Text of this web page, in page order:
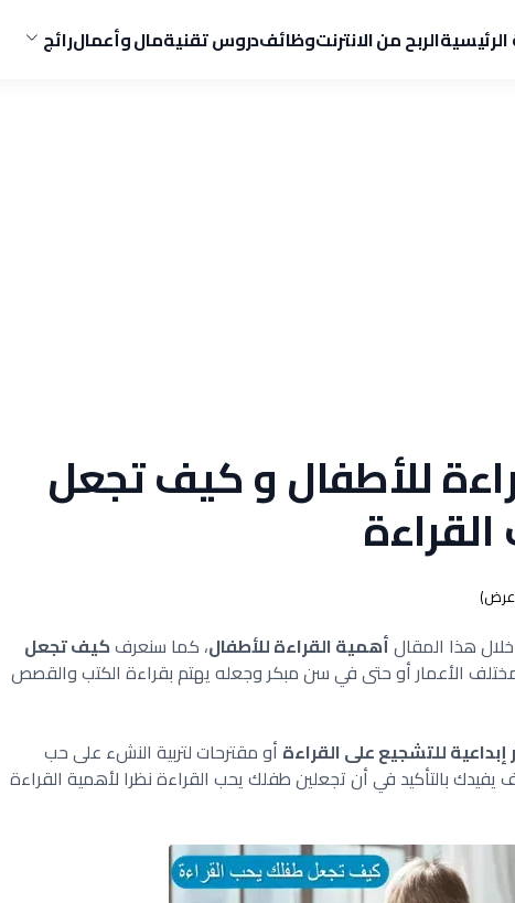
الربح من الانترنتوظائفدروس تقنيةمال وأعمالرائج
للأطفال و كيف تجعل
هذا المقالأهمية القراءة للأطفال، كما سنعرفكيف تجعل
الأعمار أو حتى في سن مبكر وجعله يهتم بقراءة الكتب والقصص
إبداعية للتشجيع على القراءة أو مقترحات لتربية النشء على حب
بالتأكيد في أن تجعلين طفلك يحب القراءة نظرا لأهمية القراءة